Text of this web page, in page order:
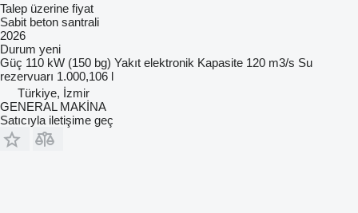
Talep üzerine fiyat
Sabit beton santrali
2026
Durum yeni
Güç 110 kW (150 bg) Yakıt elektronik Kapasite 120 m3/s Su
rezervuarı 1.000,106 l
Türkiye, İzmir
GENERAL MAKİNA
Satıcıyla iletişime geç